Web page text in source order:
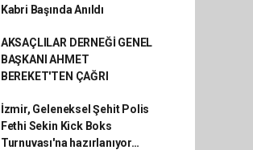
Kabri Başında Anıldı
AKSAÇLILAR DERNEĞİ GENEL
BAŞKANI AHMET
BEREKET'TEN ÇAĞRI
İzmir, Geleneksel Şehit Polis
Fethi Sekin Kick Boks
Turnuvası'na hazırlanıyor…